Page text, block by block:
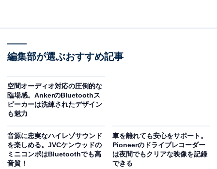
※本記事で紹介している商品の購入やサービスの利用により、売上の一部が
オールアバウトに還元されることがあります。
Apple 11インチ iPad (A16)は防水仕様ではありません。
iPadには防水・防塵の認証（IP等級）は付いていないた
必要があります。
水回りでの使用について
編集部が選ぶおすすめ記事
空間オーディオ対応の圧倒的な
臨場感。AnkerのBluetoothス
ピーカーは洗練されたデザイン
も魅力
音源に忠実なハイレゾサウンド
を楽しめる。JVCケンウッドの
ミニコンポはBluetoothでも高
音質！
車を離れても安心をサポート。
Pioneerのドライブレコーダー
は夜間でもクリアな映像を記録
できる